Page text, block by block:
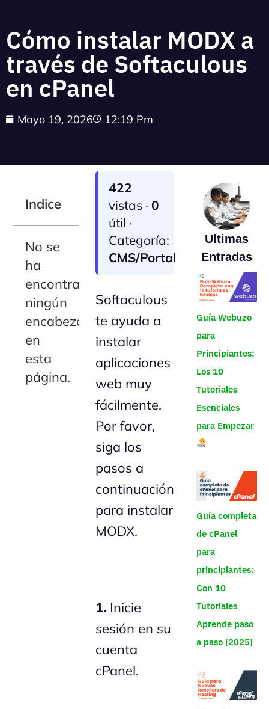
Cómo instalar MODX a
través de Softaculous
en cPanel
Mayo 19, 2026 12:19 Pm
Indice
No se
ha
encontrado
ningún
encabezado
en
esta
página.
422
vistas ·0
útil ·
Categoría:
CMS/Portal
Softaculous
te ayuda a
instalar
aplicaciones
web muy
fácilmente.
Por favor,
siga los
pasos a
continuación
para instalar
MODX.
1. Inicie
sesión en su
cuenta
cPanel.
Ultimas
Entradas
Guía Webuzo
para
Principiantes:
Los 10
Tutoriales
Esenciales
para Empezar
Guía completa
de cPanel
para
principiantes:
Con 10
Tutoriales
Aprende paso
a paso [2025]